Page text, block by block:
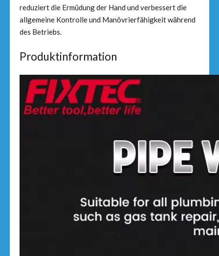
reduziert die Ermüdung der Hand und verbessert die
allgemeine Kontrolle und Manövrierfähigkeit während
des Betriebs.
Produktinformation